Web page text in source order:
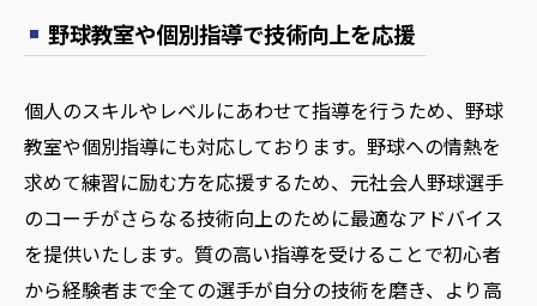
野球教室や個別指導で技術向上を応援
個人のスキルやレベルにあわせて指導を行うため、野球
教室や個別指導にも対応しております。野球への情熱を
求めて練習に励む方を応援するため、元社会人野球選手
のコーチがさらなる技術向上のために最適なアドバイス
を提供いたします。質の高い指導を受けることで初心者
から経験者まで全ての選手が自分の技術を磨き、より高